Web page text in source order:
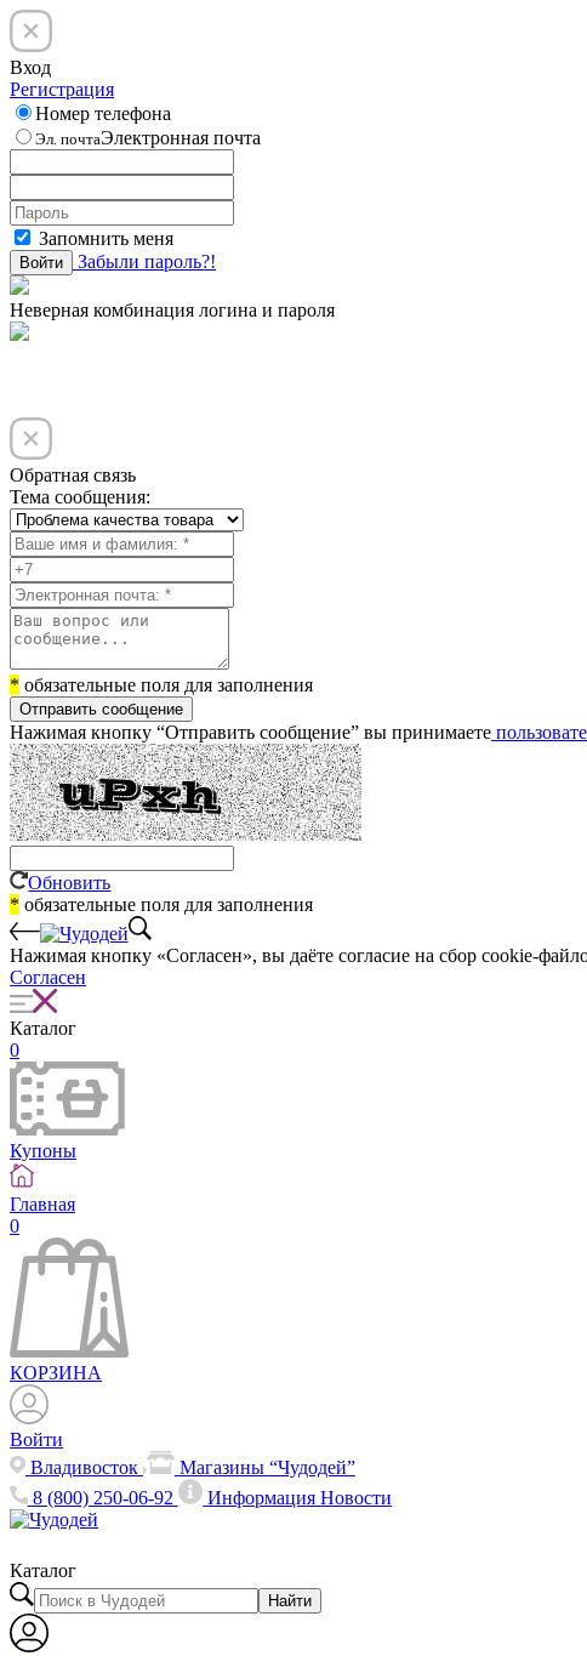
Вход
Регистрация
Номер телефона
Эл. почтаЭлектронная почта
Запомнить меня
Войти Забыли пароль?!
Неверная комбинация логина и пароля
Обратная связь
Тема сообщения:
* обязательные поля для заполнения
Отправить сообщение
Нажимая кнопку “Отправить сообщение” вы принимаете
Обновить
* обязательные поля для заполнения
Нажимая кнопку «Согласен», вы даёте cогласие на сбор cookie-
Согласен
Каталог
0
Купоны
Главная
0
КОРЗИНА
Войти
Владивосток
Магазины “Чудодей”
8 (800) 250-06-92
ИнформацияНовости
Каталог
Найти